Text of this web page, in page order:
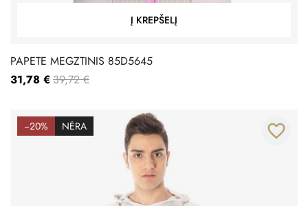
Į KREPŠELĮ
PAPETE MEGZTINIS 85D5645
31,78 € 39,72 €
−20% NĖRA favorite_border